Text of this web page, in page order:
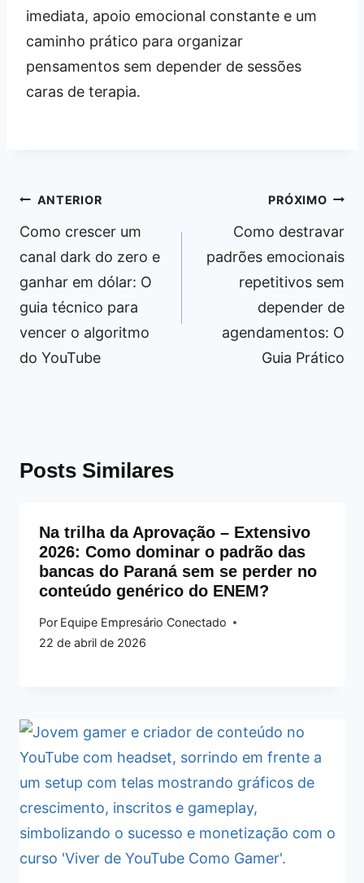
imediata, apoio emocional constante e um
caminho prático para organizar
pensamentos sem depender de sessões
caras de terapia.
Navegação
de
Post
ANTERIOR
Como crescer um
canal dark do zero e
ganhar em dólar: O
guia técnico para
vencer o algoritmo
do YouTube
PRÓXIMO
Como destravar
padrões emocionais
repetitivos sem
depender de
agendamentos: O
Guia Prático
Posts Similares
Na trilha da Aprovação – Extensivo
2026: Como dominar o padrão das
bancas do Paraná sem se perder no
conteúdo genérico do ENEM?
Por Equipe Empresário Conectado
22 de abril de 2026